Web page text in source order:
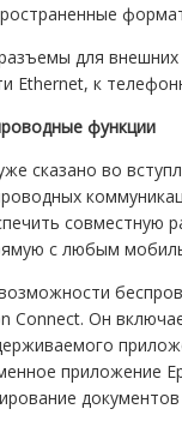
для
Ethernet, к
функции
сказано во
совместную
с любым
Connect. Он
приложение